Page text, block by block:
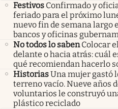
Festivos Confirmado y
feriado para el próximo
nuevo fin de semana largo
bancos y oficinas
No todos lo saben Colocar
delante o hacia atrás: cuál
qué recomiendan hacerlo
HistoriasUna mujer gastó
terreno vacío. Nueve años
voluntarios le construyó
plástico reciclado